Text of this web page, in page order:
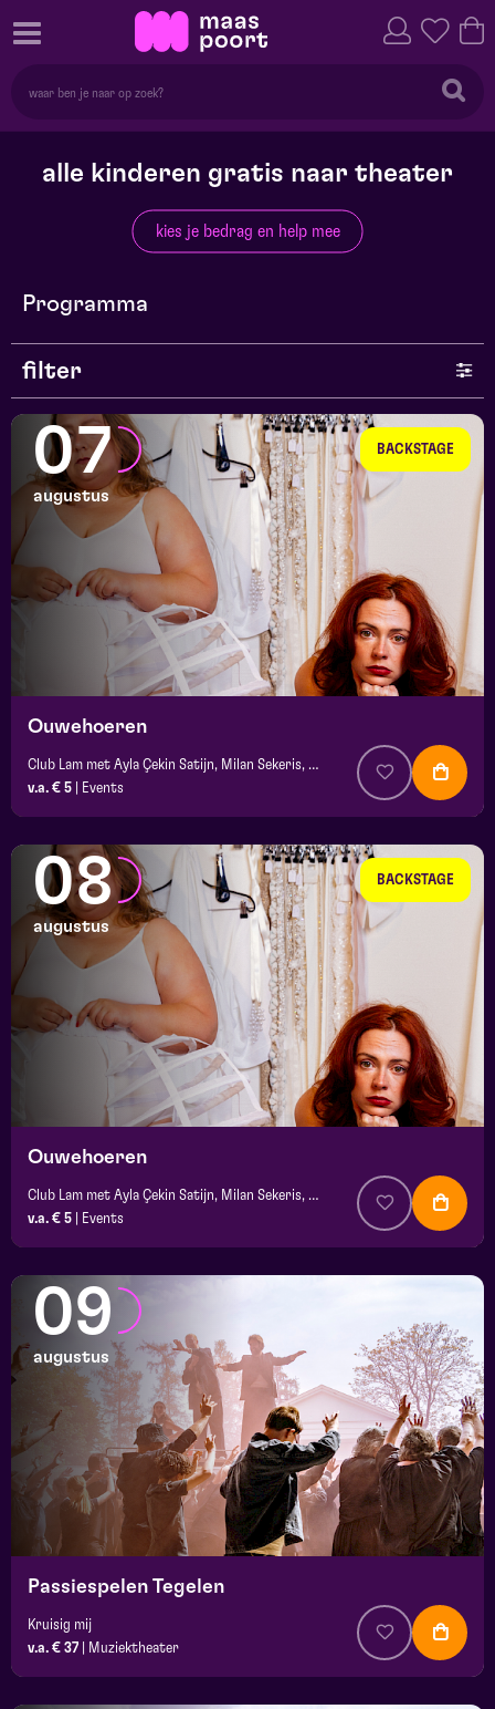
alle kinderen gratis naar theater
kies je bedrag en help mee
Programma
filter
genre
series en selecties
BACKSTAGE
07
augustus
Ouwehoeren
Club Lam met Ayla Çekin Satijn, Milan Sekeris, e.a.
v.a. € 5
Events
BACKSTAGE
08
augustus
Ouwehoeren
Club Lam met Ayla Çekin Satijn, Milan Sekeris, Dic van Duin, Jean-Baptiste Rey e.a.
v.a. € 5
Events
09
augustus
Passiespelen Tegelen
Kruisig mij
v.a. € 37
Muziektheater